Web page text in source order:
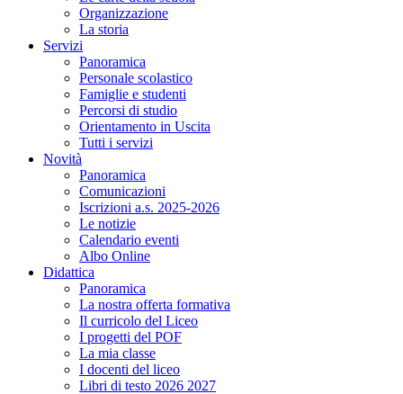
Organizzazione
La storia
Servizi
Panoramica
Personale scolastico
Famiglie e studenti
Percorsi di studio
Orientamento in Uscita
Tutti i servizi
Novità
Panoramica
Comunicazioni
Iscrizioni a.s. 2025-2026
Le notizie
Calendario eventi
Albo Online
Didattica
Panoramica
La nostra offerta formativa
Il curricolo del Liceo
I progetti del POF
La mia classe
I docenti del liceo
Libri di testo 2026 2027